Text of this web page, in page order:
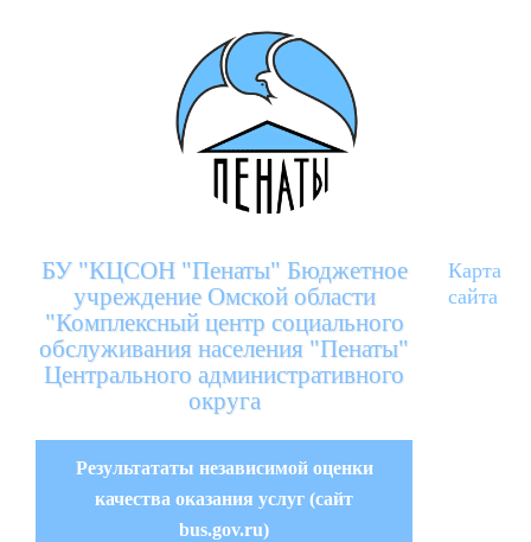
БУ "КЦСОН "Пенаты" Бюджетное
учреждение Омской области
"Комплексный центр социального
обслуживания населения "Пенаты"
Центрального административного
округа
Результататы независимой оценки
качества оказания услуг (сайт
bus.gov.ru)
Карта
сайта